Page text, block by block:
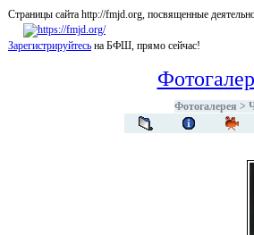
Страницы сайта http://fmjd.org, посвященные
Зарегистрируйтесь на БФШ, прямо сейчас!
Фотогалерея >